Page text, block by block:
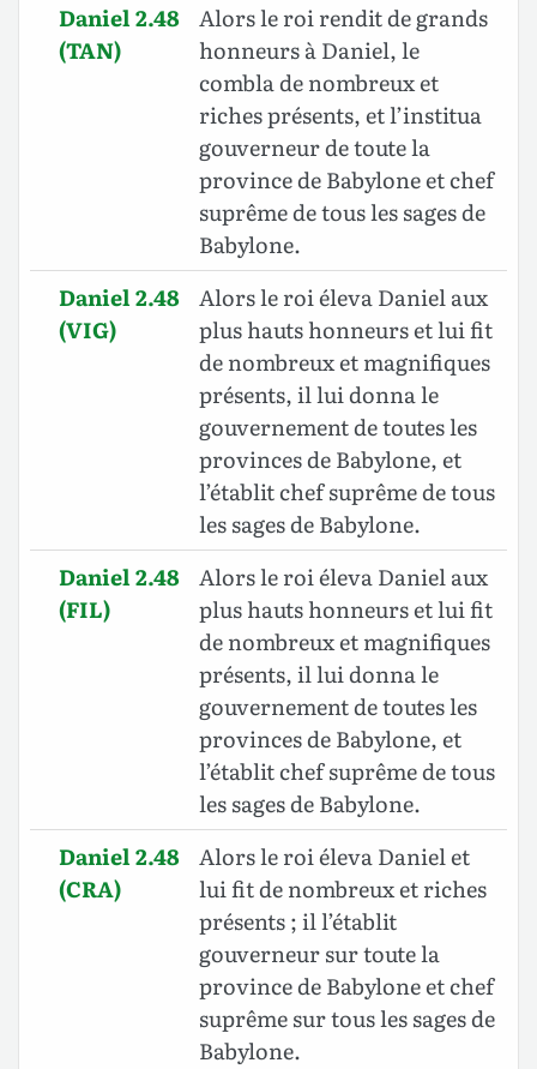
Daniel 2.48
(TAN)
Alors le roi rendit de grands
honneurs à Daniel, le
combla de nombreux et
riches présents, et l’institua
gouverneur de toute la
province de Babylone et chef
suprême de tous les sages de
Babylone.
Daniel 2.48
(VIG)
Alors le roi éleva Daniel aux
plus hauts honneurs et lui fit
de nombreux et magnifiques
présents, il lui donna le
gouvernement de toutes les
provinces de Babylone, et
l’établit chef suprême de tous
les sages de Babylone.
Daniel 2.48
(FIL)
Alors le roi éleva Daniel aux
plus hauts honneurs et lui fit
de nombreux et magnifiques
présents, il lui donna le
gouvernement de toutes les
provinces de Babylone, et
l’établit chef suprême de tous
les sages de Babylone.
Daniel 2.48
(CRA)
Alors le roi éleva Daniel et
lui fit de nombreux et riches
présents ; il l’établit
gouverneur sur toute la
province de Babylone et chef
suprême sur tous les sages de
Babylone.